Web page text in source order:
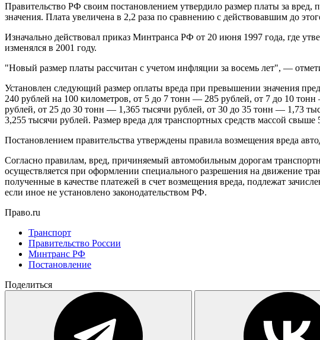
Правительство РФ своим постановлением утвердило размер платы за
значения. Плата увеличена в 2,2 раза по сравнению с действовавшим до
Изначально действовал приказ Минтранса РФ от 20 июня 1997 года, где
изменялся в 2001 году.
"Новый размер платы рассчитан с учетом инфляции за восемь лет", —
Установлен следующий размер оплаты вреда при превышении значения
240 рублей на 100 километров, от 5 до 7 тонн — 285 рублей, от 7 до 10
рублей, от 25 до 30 тонн — 1,365 тысячи рублей, от 30 до 35 тонн — 1,73
3,255 тысячи рублей. Размер вреда для транспортных средств массой свыше
Постановлением правительства утверждены правила возмещения вреда
Согласно правилам, вред, причиняемый автомобильным дорогам
осуществляется при оформлении специального разрешения на движение
полученные в качестве платежей в счет возмещения вреда, подлежат
если иное не установлено законодательством РФ.
Право.ru
Транспорт
Правительство России
Минтранс РФ
Постановление
Поделиться